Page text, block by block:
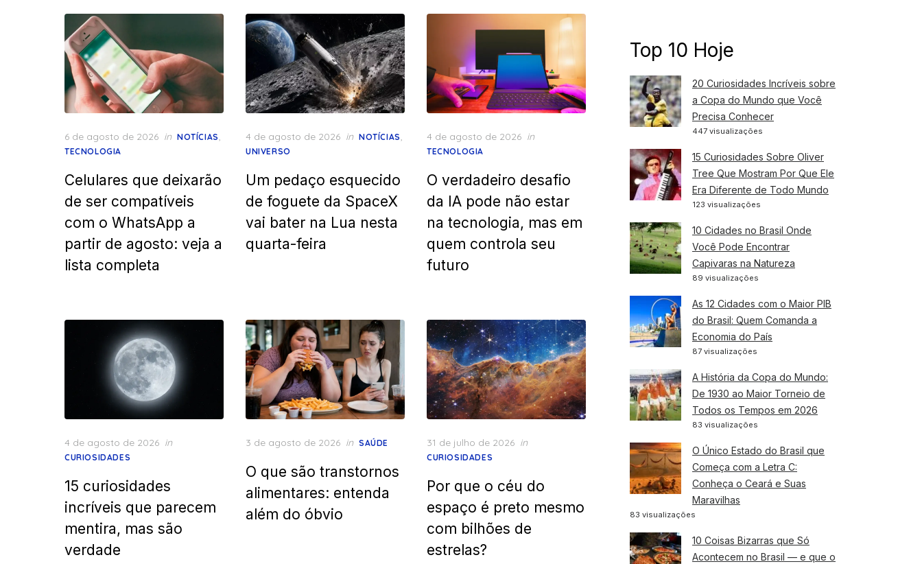
Posted
on
6 de agosto de 2026 in NOTÍCIAS,
TECNOLOGIA
Celulares que deixarão
de ser compatíveis
com o WhatsApp a
partir de agosto: veja a
lista completa
Posted
on
4 de agosto de 2026 in NOTÍCIAS,
UNIVERSO
Um pedaço esquecido
de foguete da SpaceX
vai bater na Lua nesta
quarta-feira
Posted
on
4 de agosto de 2026 in
TECNOLOGIA
O verdadeiro desafio
da IA pode não estar
na tecnologia, mas em
quem controla seu
futuro
Posted
on
4 de agosto de 2026 in
CURIOSIDADES
15 curiosidades
incríveis que parecem
mentira, mas são
verdade
Posted
3 de agosto de 2026 in SAÚDE
O que são transtornos
alimentares: entenda
além do óbvio
Posted
on
31 de julho de 2026 in
CURIOSIDADES
Por que o céu do
espaço é preto mesmo
com bilhões de
estrelas?
Top 10 Hoje
20 Curiosidades Incríveis sobre
a Copa do Mundo que Você
Precisa Conhecer
447 visualizações
15 Curiosidades Sobre Oliver
Tree Que Mostram Por Que Ele
Era Diferente de Todo Mundo
123 visualizações
10 Cidades no Brasil Onde
Você Pode Encontrar
Capivaras na Natureza
89 visualizações
As 12 Cidades com o Maior PIB
do Brasil: Quem Comanda a
Economia do País
87 visualizações
A História da Copa do Mundo:
De 1930 ao Maior Torneio de
Todos os Tempos em 2026
83 visualizações
O Único Estado do Brasil que
Começa com a Letra C:
Conheça o Ceará e Suas
Maravilhas
83 visualizações
10 Coisas Bizarras que Só
Acontecem no Brasil — e que o